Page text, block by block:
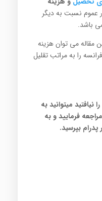
عموم نسبت به دیگر
باشد.
مقاله می توان هزینه
را به مراتب تقلیل
میتوانید به
مراجعه فرمایید و به
پدرام بپرسید.